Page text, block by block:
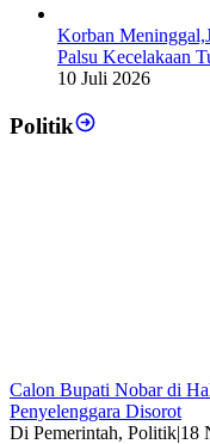
Korban
Palsu Kecelakaan
10 Juli 2026
Politik
Calon Bupati Nobar di
Penyelenggara Disorot
Di Pemerintah, Politik|18